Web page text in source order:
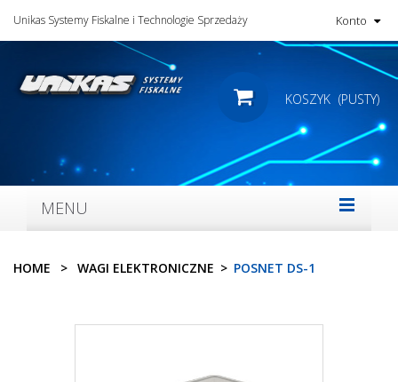
Konto
Unikas Systemy Fiskalne i Technologie Sprzedaży
KOSZYK (PUSTY)
MENU
HOME > WAGI ELEKTRONICZNE > POSNET DS-1